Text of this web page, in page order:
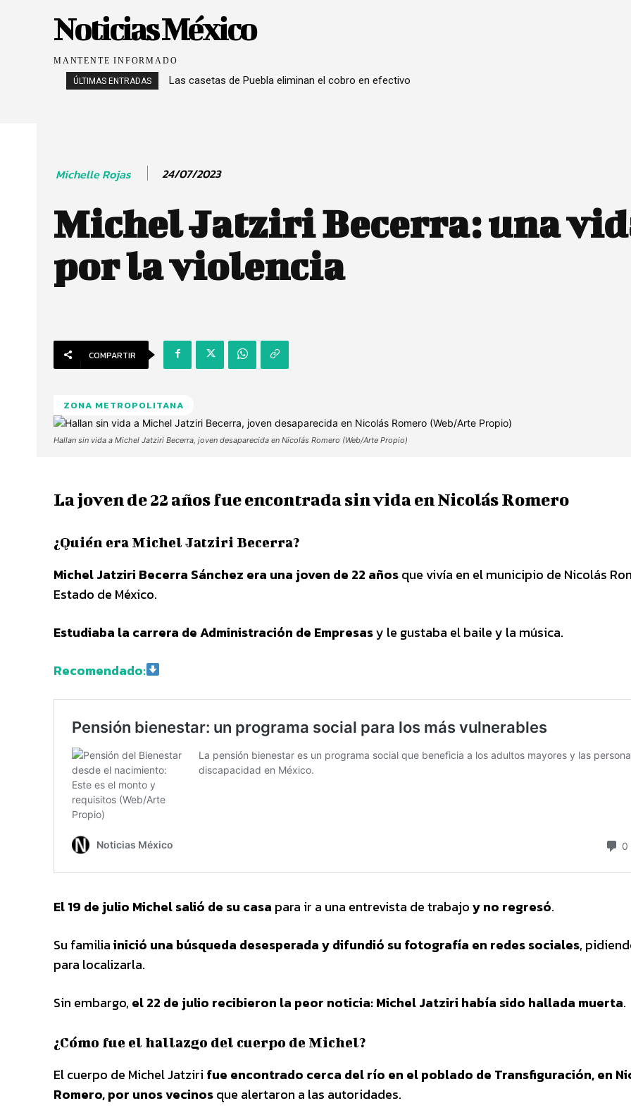
Noticias México
MANTENTE INFORMADO
ÚLTIMAS ENTRADAS Las casetas de Puebla eliminan el cobro en efectivo
Michelle Rojas 24/07/2023
Michel Jatziri Becerra: una
por la violencia
COMPARTIR
ZONA METROPOLITANA
Hallan sin vida a Michel Jatziri Becerra, joven desaparecida en Nicolás Romero (Web/Arte Propio)
La joven de 22 años fue encontrada sin vida en Nicolás Romero
¿Quién era Michel Jatziri Becerra?
Michel Jatziri Becerra Sánchez era una joven de 22 añosque vivía en el municipio de Nicolás
Estado de México.
Estudiaba la carrera de Administración de Empresasy le gustaba el baile y la música.
Recomendado:
El 19 de julio Michel salió de su casa para ir a una entrevista de trabajoy no regresó.
Su familiainició una búsqueda desesperada y difundió su fotografía en redes sociales,
para localizarla.
Sin embargo, el 22 de julio recibieron la peor noticia: Michel Jatziri había sido hallada muerta.
¿Cómo fue el hallazgo del cuerpo de Michel?
El cuerpo de Michel Jatziri fue encontrado cerca del río en el poblado de Transfiguración, en
Romero, por unos vecinosque alertaron a las autoridades.